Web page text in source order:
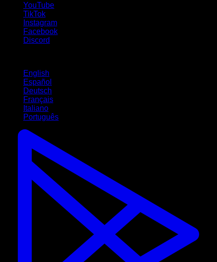
YouTube
TikTok
Instagram
Facebook
Discord
English
Español
Deutsch
Français
Italiano
Português